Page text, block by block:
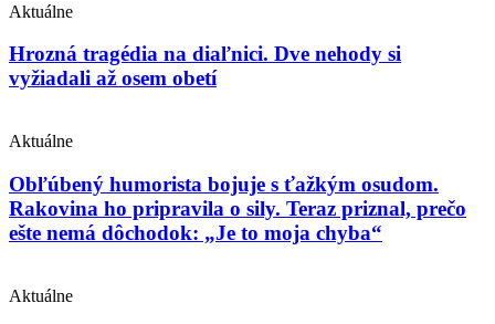
Aktuálne
Hrozná tragédia na diaľnici. Dve nehody si
vyžiadali až osem obetí
Aktuálne
Obľúbený humorista bojuje s ťažkým osudom.
Rakovina ho pripravila o sily. Teraz priznal, prečo
ešte nemá dôchodok: „Je to moja chyba“
Aktuálne